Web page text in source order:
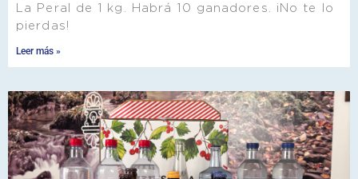
La Peral de 1 kg. Habrá 10 ganadores. ¡No te lo
pierdas!
Leer más »